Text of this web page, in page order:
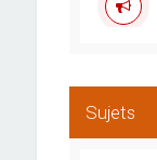
Sujets